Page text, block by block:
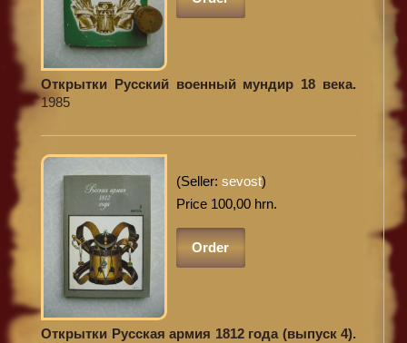
Открытки Русский военный мундир 18 века.
1985
(Seller: sevost)
Price 100,00 hrn.
Order
Открытки Русская армия 1812 года (выпуск 4).